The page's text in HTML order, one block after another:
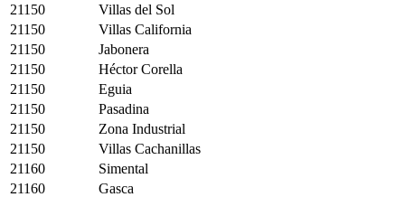
21150
Villas del Sol
21150
Villas California
21150
Jabonera
21150
Héctor Corella
21150
Eguia
21150
Pasadina
21150
Zona Industrial
21150
Villas Cachanillas
21160
Simental
21160
Gasca